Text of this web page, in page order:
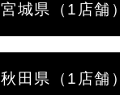
宮城県（1店舗）
秋田県（1店舗）